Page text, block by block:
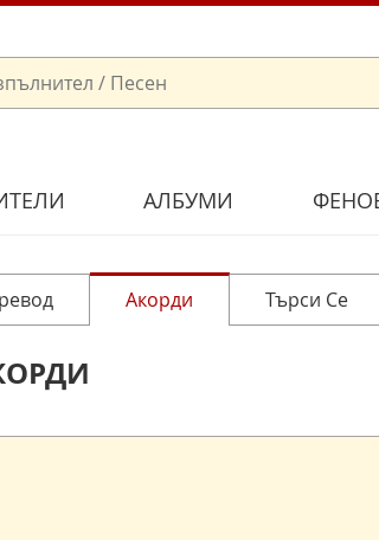
АЛБУМИ
Акорди Търси Се